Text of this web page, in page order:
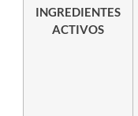
INGREDIENTES
ACTIVOS